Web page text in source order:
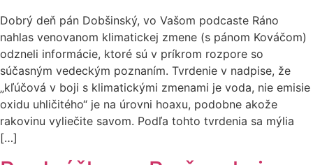
Dobrý deň pán Dobšinský, vo Vašom podcaste Ráno
nahlas venovanom klimatickej zmene (s pánom Kováčom)
odzneli informácie, ktoré sú v príkrom rozpore so
súčasným vedeckým poznaním. Tvrdenie v nadpise, že
„kľúčová v boji s klimatickými zmenami je voda, nie emisie
oxidu uhličitého“ je na úrovni hoaxu, podobne akože
rakovinu vyliečite savom. Podľa tohto tvrdenia sa mýlia
[…]